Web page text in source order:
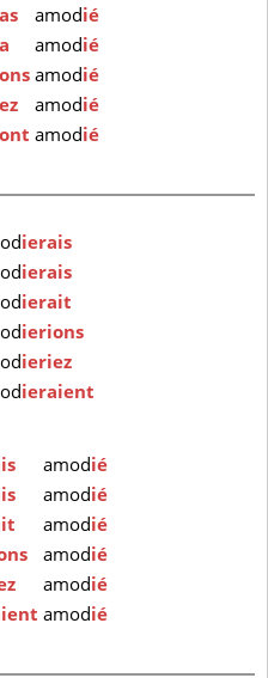
amodié
amodié
amodié
amodié
amodié
ierais
ierais
ierait
ierions
ieriez
ieraient
amodié
amodié
amodié
amodié
amodié
amodié